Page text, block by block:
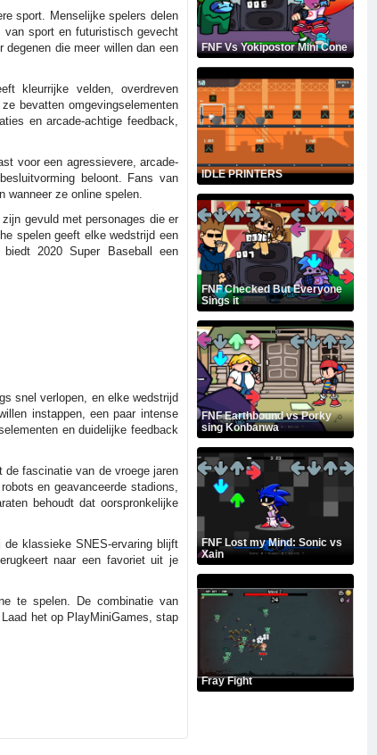
sport. Menselijke spelers delen
van sport en futuristisch gevecht
die meer willen dan een
kleurrijke velden, overdreven
bevatten omgevingselementen
en arcade-achtige feedback,
voor een agressievere, arcade-
beloont. Fans van
wanneer ze online spelen.
gevuld met personages die er
spelen geeft elke wedstrijd een
2020 Super Baseball een
snel verlopen, en elke wedstrijd
instappen, een paar intense
en duidelijke feedback
de fascinatie van de vroege jaren
en geavanceerde stadions,
behoudt dat oorspronkelijke
klassieke SNES-ervaring blijft
naar een favoriet uit je
te spelen. De combinatie van
het op PlayMiniGames, stap
FNF Vs Yokipostor Mini Cone
IDLE PRINTERS
FNF Checked But Everyone
Sings it
FNF Earthbound vs Porky
sing Konbanwa
FNF Lost my Mind: Sonic vs
Xain
Fray Fight